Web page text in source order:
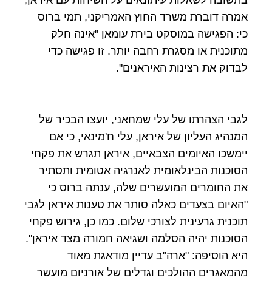
אמרה דוברת משרד החוץ האמריקני, תמי ברוס
כי: הפגישה במוסקט בירת עומאן "אינה חלק
מתוכנית או מסגרת רחבה יותר. זו פגישה כדי
לבדוק את רצינות האיראנים".
לגבי הצהרתו של עלי שמחאני, יועצו הבכיר של
המנהיג העליון של איראן, עלי ח'מינאי, כי אם
יימשכו האיומים הצבאיים, איראן תגרש את פקחי
הסוכנות הבינלאומית לאנרגיה אטומית ותסתיר
את החומרים המועשרים שלה, ענתה ברוס כי
"האיום בצעדים כאלה סותר את טענות איראן לגבי
תוכנית גרעינית לצורכי שלום. כמו כן, גירוש פקחי
הסוכנות יהיה הסלמה ושגיאה חמורה מצד איראן".
היא הוסיפה: "ארה"ב עדיין מודאגת מאוד
מהמאגרים ההולכים וגדלים של אורניום מועשר